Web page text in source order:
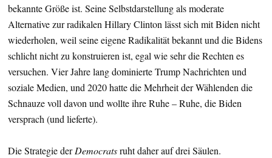
bekannte Größe ist. Seine Selbstdarstellung als moderate
Alternative zur radikalen Hillary Clinton lässt sich mit Biden nicht
wiederholen, weil seine eigene Radikalität bekannt und die Bidens
schlicht nicht zu konstruieren ist, egal wie sehr die Rechten es
versuchen. Vier Jahre lang dominierte Trump Nachrichten und
soziale Medien, und 2020 hatte die Mehrheit der Wählenden die
Schnauze voll davon und wollte ihre Ruhe – Ruhe, die Biden
versprach (und lieferte).
Die Strategie derDemocratsruht daher auf drei Säulen.